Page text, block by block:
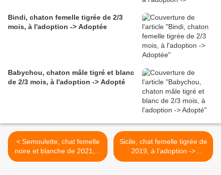
Bindi, chaton femelle tigrée de 2/3
mois, à l'adoption -> Adoptée
Babychou, chaton mâle tigré et blanc
de 2/3 mois, à l'adoption -> Adopté
< Semoulette, chat femelle
noire et blanche de 2021, à
l'adoption -> adoptée
Sicile, chat femelle tigrée de
2019, à l'adoption ->
adoptée >